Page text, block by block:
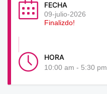
FECHA
09-julio-2026
Finalizdo!
HORA
10:00 am - 5:30 pm